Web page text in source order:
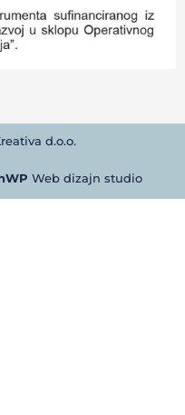
d.o.o.
Web dizajn studio